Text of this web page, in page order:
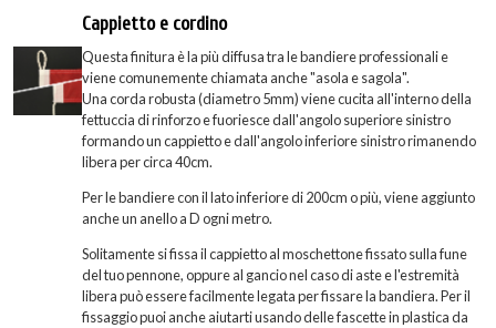
Cappietto e cordino
Questa finitura è la più diffusa tra le bandiere professionali e
viene comunemente chiamata anche "asola e sagola".
Una corda robusta (diametro 5mm) viene cucita all'interno della
fettuccia di rinforzo e fuoriesce dall'angolo superiore sinistro
formando un cappietto e dall'angolo inferiore sinistro rimanendo
libera per circa 40cm.
Per le bandiere con il lato inferiore di 200cm o più, viene aggiunto
anche un anello a D ogni metro.
Solitamente si fissa il cappietto al moschettone fissato sulla fune
del tuo pennone, oppure al gancio nel caso di aste e l'estremità
libera può essere facilmente legata per fissare la bandiera. Per il
fissaggio puoi anche aiutarti usando delle fascette in plastica da